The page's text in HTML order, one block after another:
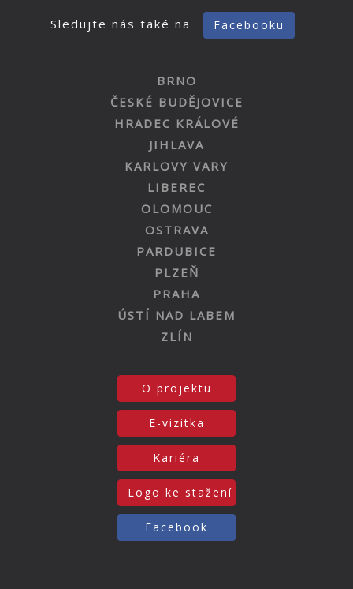
Sledujte nás také na Facebooku
BRNO
ČESKÉ BUDĚJOVICE
HRADEC KRÁLOVÉ
JIHLAVA
KARLOVY VARY
LIBEREC
OLOMOUC
OSTRAVA
PARDUBICE
PLZEŇ
PRAHA
ÚSTÍ NAD LABEM
ZLÍN
O projektu
E-vizitka
Kariéra
Logo ke stažení
Facebook